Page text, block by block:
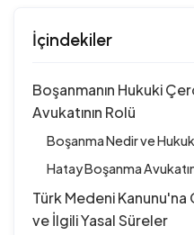
İçindekiler
Boşanmanın Hukuki
Avukatının Rolü
Boşanma Nedir ve
Hatay Boşanma
Türk Medeni
ve İlgili Yasal Süreler